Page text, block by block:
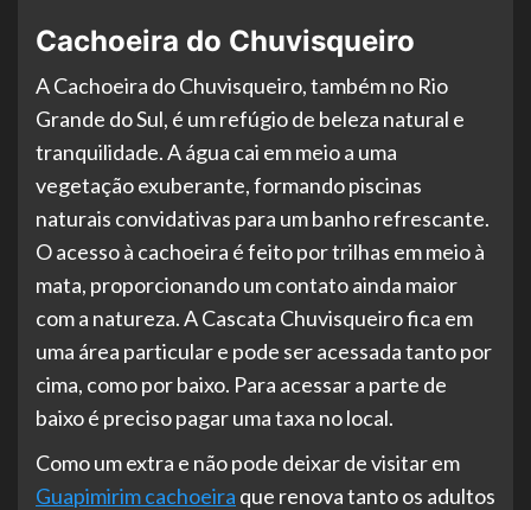
Cachoeira do Chuvisqueiro
A Cachoeira do Chuvisqueiro, também no Rio
Grande do Sul, é um refúgio de beleza natural e
tranquilidade. A água cai em meio a uma
vegetação exuberante, formando piscinas
naturais convidativas para um banho refrescante.
O acesso à cachoeira é feito por trilhas em meio à
mata, proporcionando um contato ainda maior
com a natureza. A Cascata Chuvisqueiro fica em
uma área particular e pode ser acessada tanto por
cima, como por baixo. Para acessar a parte de
baixo é preciso pagar uma taxa no local.
Como um extra e não pode deixar de visitar em
Guapimirim cachoeira que renova tanto os adultos